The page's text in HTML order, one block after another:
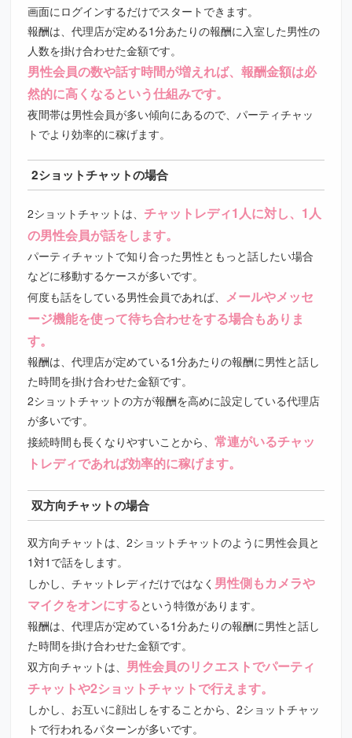
画面にログインするだけでスタートできます。
報酬は、代理店が定める1分あたりの報酬に入室した男性の
人数を掛け合わせた金額です。
男性会員の数や話す時間が増えれば、報酬金額は必
然的に高くなるという仕組みです。
夜間帯は男性会員が多い傾向にあるので、パーティチャッ
トでより効率的に稼げます。
2ショットチャットの場合
2ショットチャットは、 チャットレディ1人に対し、1人
の男性会員が話をします。
パーティチャットで知り合った男性ともっと話したい場合
などに移動するケースが多いです。
何度も話をしている男性会員であれば、 メールやメッセ
ージ機能を使って待ち合わせをする場合もありま
す。
報酬は、代理店が定めている1分あたりの報酬に男性と話し
た時間を掛け合わせた金額です。
2ショットチャットの方が報酬を高めに設定している代理店
が多いです。
接続時間も長くなりやすいことから、常連がいるチャッ
トレディであれば効率的に稼げます。
双方向チャットの場合
双方向チャットは、2ショットチャットのように男性会員と
1対1で話をします。
しかし、チャットレディだけではなく 男性側もカメラや
マイクをオンにするという特徴があります。
報酬は、代理店が定めている1分あたりの報酬に男性と話し
た時間を掛け合わせた金額です。
双方向チャットは、 男性会員のリクエストでパーティ
チャットや2ショットチャットで行えます。
しかし、お互いに顔出しをすることから、2ショットチャッ
トで行われるパターンが多いです。